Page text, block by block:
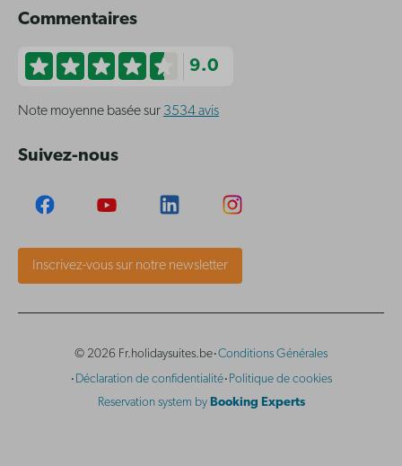
Commentaires
9.0
Note moyenne basée sur 3534 avis
Suivez-nous
Inscrivez-vous sur notre newsletter
© 2026 Fr.holidaysuites.be·Conditions Générales
· Déclaration de confidentialité· Politique de cookies
Reservation system by Booking Experts